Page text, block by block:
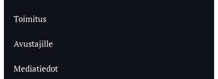
Toimitus
Avustajille
Mediatiedot